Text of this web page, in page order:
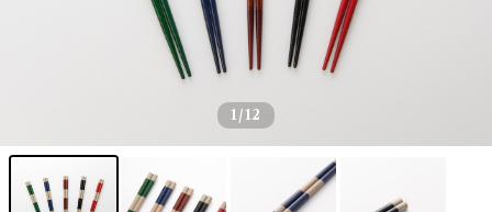
1 /12